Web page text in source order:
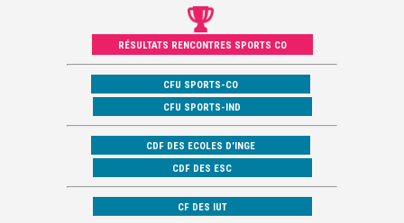
RÉSULTATS RENCONTRES SPORTS CO
CFU SPORTS-CO
CFU SPORTS-IND
CDF DES ECOLES D’INGE
CDF DES ESC
CF DES IUT